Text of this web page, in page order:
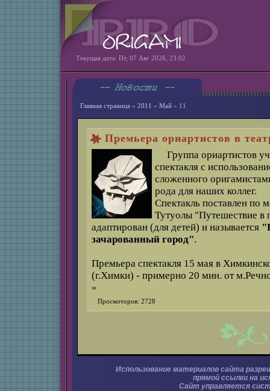
Текущая дата: Пт, 07 Авг 2026, 23:02
Главная страница » 2011 » Май » 11
Премьера ориартистов в
Группа ориартистов
спектакля с
сложенного
рода для наших коллег.
Спектакль поставлен по
Тутуолы "Путешествие в
адаптирован (для детей) и называется
зачарованный город".
Премьера спектакля 15 мая в
(г.Химки) - примерно 20 мин. от
»
Просмоторов: 2728
Использование материалов сайта
прямой ссылки на
Сайт управляется